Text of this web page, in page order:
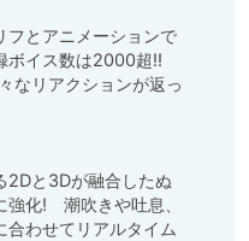
フとアニメーションで
ボイス数は2000超!!
なリアクションが返っ
2Dと3Dが融合したぬ
化!　潮吹きや吐息、
わせてリアルタイム